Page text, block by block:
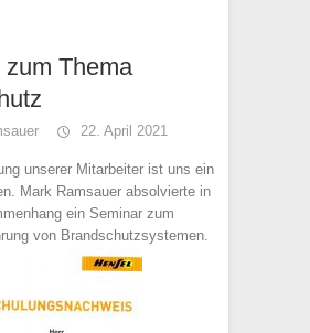
Thema
22. April 2021
unserer Mitarbeiter ist uns ein
Mark Ramsauer absolvierte in
ein Seminar zum
von Brandschutzsystemen.